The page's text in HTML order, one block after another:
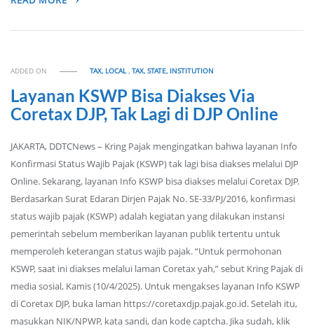
ADDED ON TAX, LOCAL,TAX, STATE, INSTITUTION
Layanan KSWP Bisa Diakses Via
Coretax DJP, Tak Lagi di DJP Online
JAKARTA, DDTCNews – Kring Pajak mengingatkan bahwa layanan Info
Konfirmasi Status Wajib Pajak (KSWP) tak lagi bisa diakses melalui DJP
Online. Sekarang, layanan Info KSWP bisa diakses melalui Coretax DJP.
Berdasarkan Surat Edaran Dirjen Pajak No. SE-33/PJ/2016, konfirmasi
status wajib pajak (KSWP) adalah kegiatan yang dilakukan instansi
pemerintah sebelum memberikan layanan publik tertentu untuk
memperoleh keterangan status wajib pajak. “Untuk permohonan
KSWP, saat ini diakses melalui laman Coretax yah,” sebut Kring Pajak di
media sosial, Kamis (10/4/2025). Untuk mengakses layanan Info KSWP
di Coretax DJP, buka laman https://coretaxdjp.pajak.go.id. Setelah itu,
masukkan NIK/NPWP, kata sandi, dan kode captcha. Jika sudah, klik